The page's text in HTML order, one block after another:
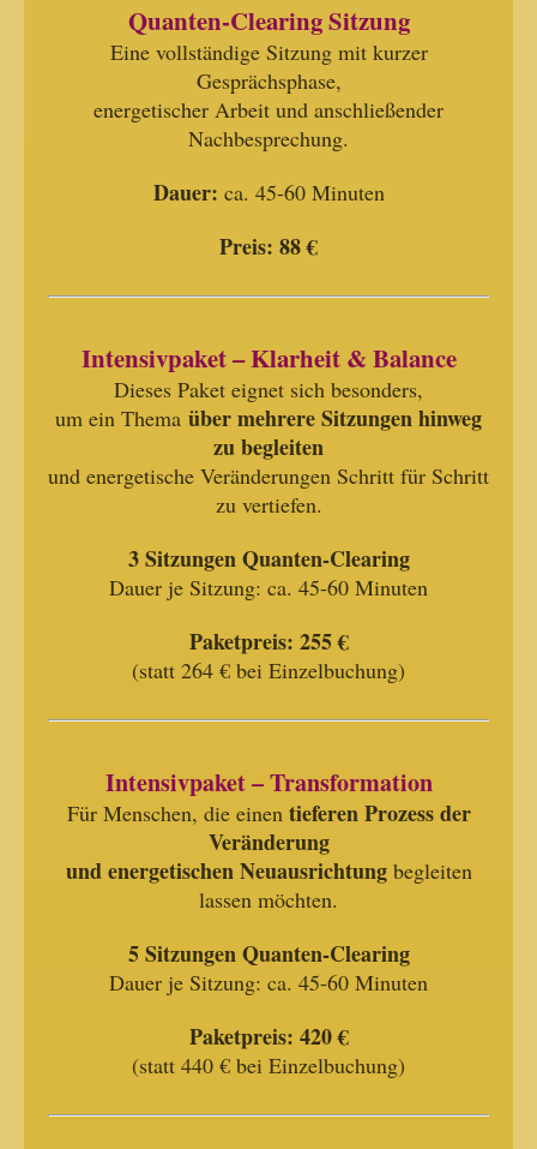
Quanten-Clearing Sitzung
Eine vollständige Sitzung mit kurzer
Gesprächsphase,
energetischer Arbeit und anschließender
Nachbesprechung.
Dauer: ca. 45-60 Minuten
Preis: 88 €
Intensivpaket – Klarheit & Balance
Dieses Paket eignet sich besonders,
um ein Thema über mehrere Sitzungen hinweg
zu begleiten
und energetische Veränderungen Schritt für Schritt
zu vertiefen.
3 Sitzungen Quanten-Clearing
Dauer je Sitzung: ca. 45-60 Minuten
Paketpreis: 255 €
(statt 264 € bei Einzelbuchung)
Intensivpaket – Transformation
Für Menschen, die einen tieferen Prozess der
Veränderung
und energetischen Neuausrichtungbegleiten
lassen möchten.
5 Sitzungen Quanten-Clearing
Dauer je Sitzung: ca. 45-60 Minuten
Paketpreis: 420 €
(statt 440 € bei Einzelbuchung)